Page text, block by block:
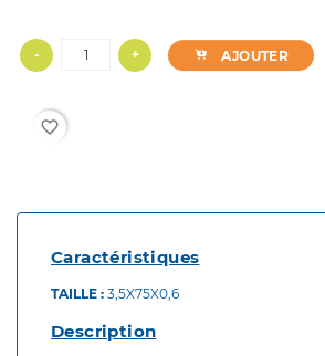
- + AJOUTER
favorite_border
Caractéristiques
TAILLE : 3,5X75X0,6
Description